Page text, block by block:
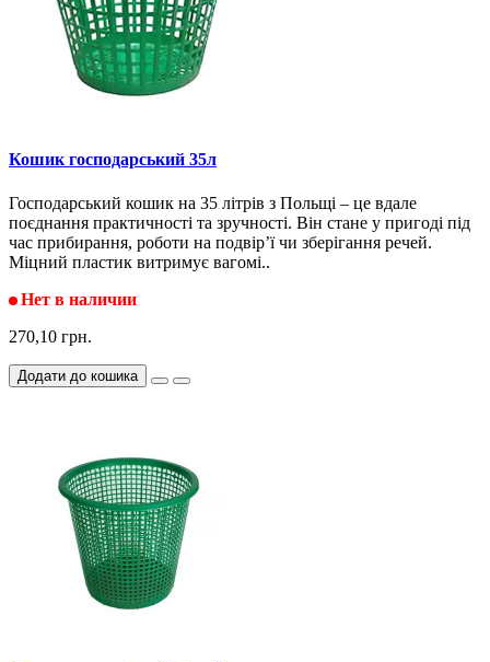
Кошик господарський 35л
Господарський кошик на 35 літрів з Польщі – це вдале
поєднання практичності та зручності. Він стане у пригоді під
час прибирання, роботи на подвір’ї чи зберігання речей.
Міцний пластик витримує вагомі..
Нет в наличии
270,10 грн.
Додати до кошика